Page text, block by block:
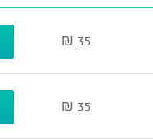
35 ₪
35 ₪